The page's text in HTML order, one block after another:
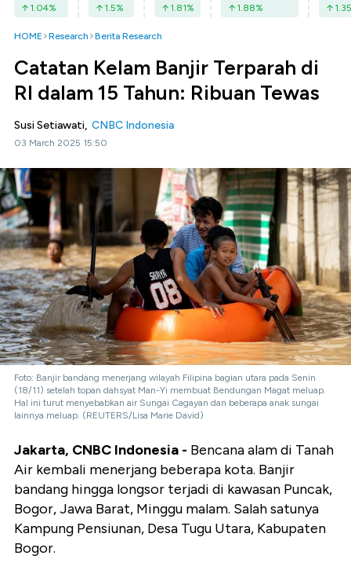
1.04% 1.5% 1.81% 1.88% 1.35
HOME Research Berita Research
Catatan Kelam Banjir Terparah di
RI dalam 15 Tahun: Ribuan Tewas
Susi Setiawati, CNBC Indonesia
03 March 2025 15:50
Foto: Banjir bandang menerjang wilayah Filipina bagian utara pada Senin
(18/11) setelah topan dahsyat Man-Yi membuat Bendungan Magat meluap.
Hal ini turut menyebabkan air Sungai Cagayan dan beberapa anak sungai
lainnya meluap. (REUTERS/Lisa Marie David)
Jakarta, CNBC Indonesia - Bencana alam di Tanah
Air kembali menerjang beberapa kota. Banjir
bandang hingga longsor terjadi di kawasan Puncak,
Bogor, Jawa Barat, Minggu malam. Salah satunya
Kampung Pensiunan, Desa Tugu Utara, Kabupaten
Bogor.